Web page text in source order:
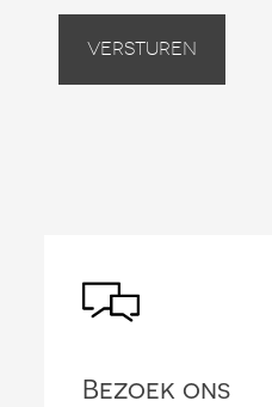
Versturen
Bezoek ons